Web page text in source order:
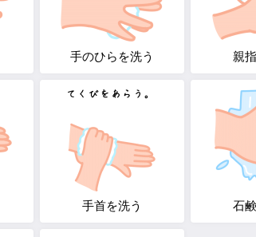
手のひらを洗う 親
手首を洗う 石